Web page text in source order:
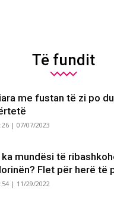
Të fundit
me fustan të zi po
| 07/07/2023
ka mundësi të
Flet për herë të
| 11/29/2022